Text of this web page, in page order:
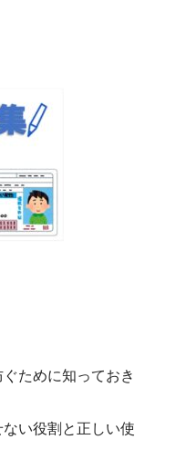
ために知っておき
い役割と正しい使